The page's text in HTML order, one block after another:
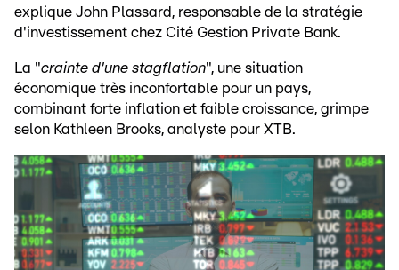
explique John Plassard, responsable de la stratégie
d'investissement chez Cité Gestion Private Bank.
La "crainte d'une stagflation", une situation
économique très inconfortable pour un pays,
combinant forte inflation et faible croissance, grimpe
selon Kathleen Brooks, analyste pour XTB.